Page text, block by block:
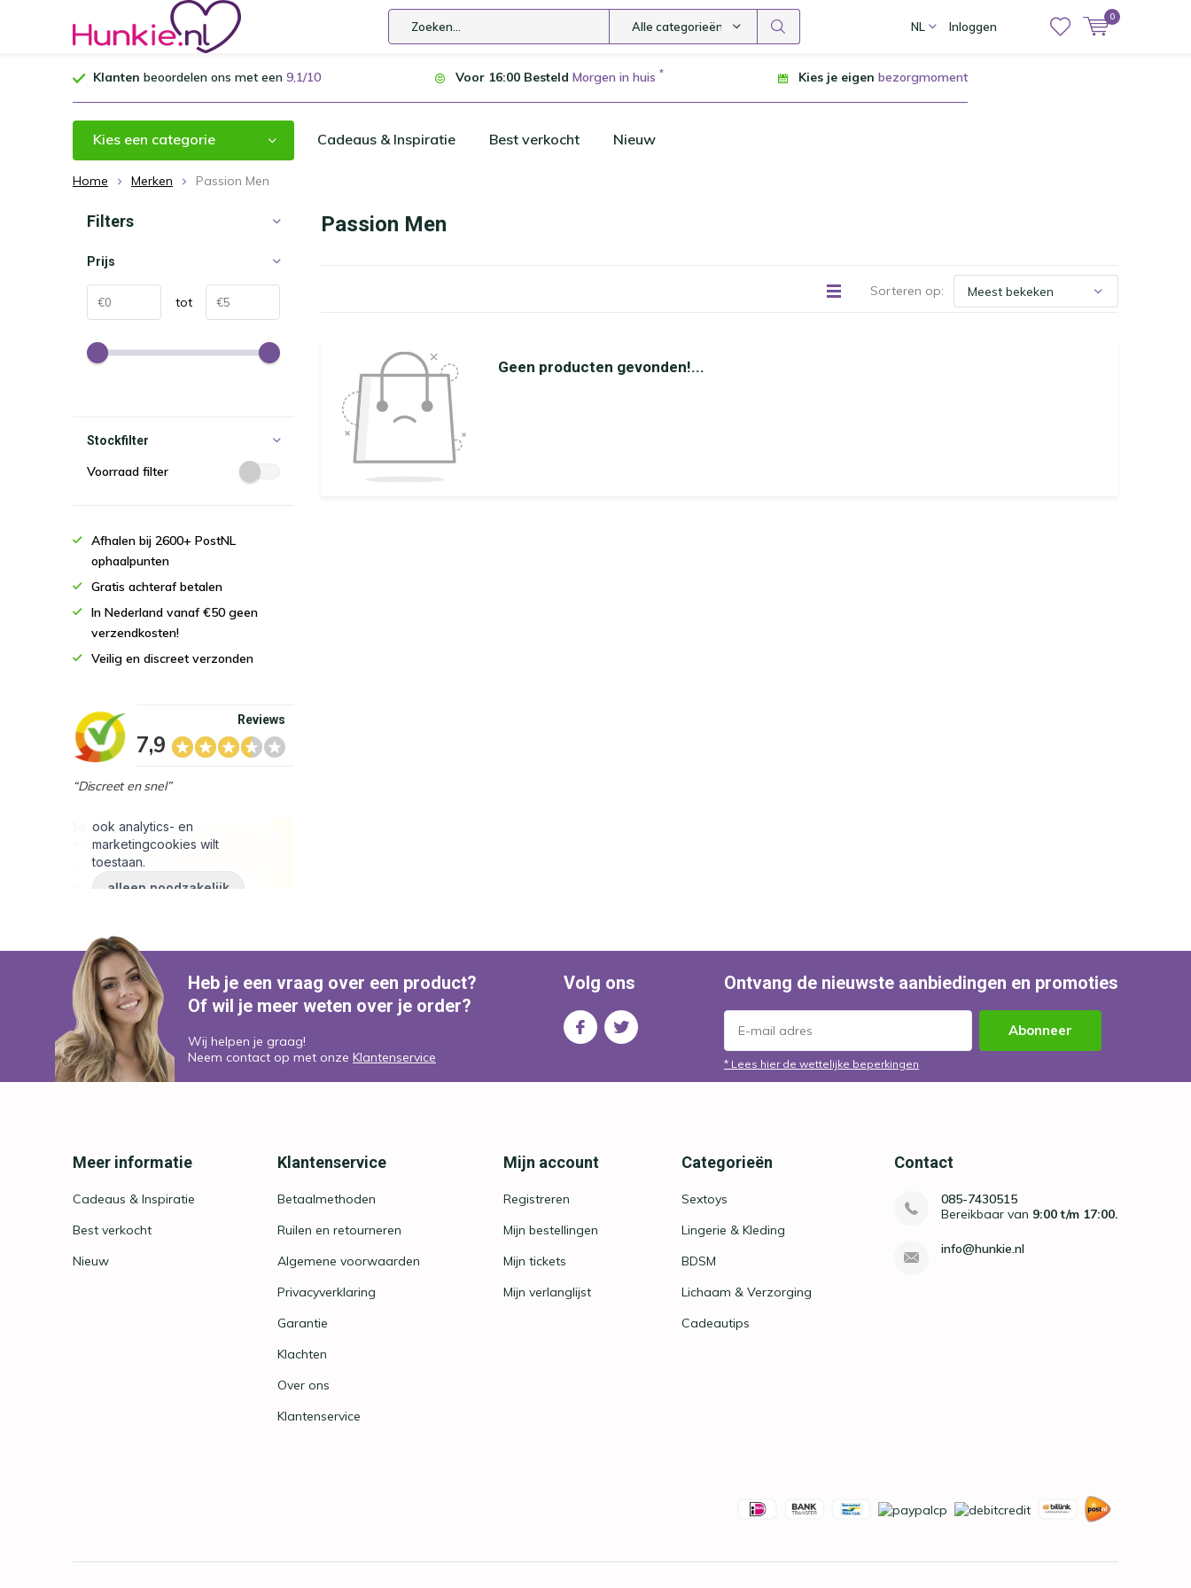
Alle categorieën NL Inloggen
0
Klanten beoordelen ons met een 9,1/10 Voor 16:00 Besteld Morgen in huis * Kies je eigen bezorgmoment
Kies een categorie Cadeaus & Inspiratie Best verkocht Nieuw
Home Merken Passion Men
Passion Men
Sorteren op:
Geen producten gevonden!...
Filters
Prijs
tot
Stockfilter
Voorraad filter
Afhalen bij 2600+ PostNL
ophaalpunten
Gratis achteraf betalen
In Nederland vanaf €50 geen
verzendkosten!
Veilig en discreet verzonden
7,9
Reviews
“Discreet en snel”
Heb je een vraag over een product?
Of wil je meer weten over je order?
Wij helpen je graag!
Neem contact op met onze Klantenservice
Volg ons Ontvang de nieuwste aanbiedingen en promoties
Abonneer
* Lees hier de wettelijke beperkingen
Meer informatie
Cadeaus & Inspiratie
Best verkocht
Nieuw
Klantenservice
Betaalmethoden
Ruilen en retourneren
Algemene voorwaarden
Privacyverklaring
Garantie
Klachten
Over ons
Klantenservice
Mijn account
Registreren
Mijn bestellingen
Mijn tickets
Mijn verlanglijst
Categorieën
Sextoys
Lingerie & Kleding
BDSM
Lichaam & Verzorging
Cadeautips
Contact
085-7430515
Bereikbaar van 9:00 t/m 17:00.
info@hunkie.nl